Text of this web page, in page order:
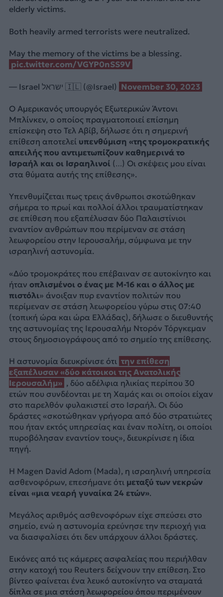
elderly victims.
Both heavily armed terrorists were neutralized.
May the memory of the victims be a blessing.
pic.twitter.com/VGYP0nSS9V
— Israel ישראל 🇮🇱 (@Israel) November 30, 2023
Ο Αμερικανός υπουργός Εξωτερικών Άντονι
Μπλίνκεν, ο οποίος πραγματοποιεί επίσημη
επίσκεψη στο Τελ Αβίβ, δήλωσε ότι η σημερινή
επίθεση αποτελεί υπενθύμιση «της τρομοκρατικής
απειλής που αντιμετωπίζουν καθημερινά το
Ισραήλ και οι Ισραηλινοί(…) Οι σκέψεις μου είναι
στα θύματα αυτής της επίθεσης».
Υπενθυμίζεται πως τρεις άνθρωποι σκοτώθηκαν
σήμερα το πρωί και πολλοί άλλοι τραυματίστηκαν
σε επίθεση που εξαπέλυσαν δύο Παλαιστίνιοι
εναντίον ανθρώπων που περίμεναν σε στάση
λεωφορείου στην Ιερουσαλήμ, σύμφωνα με την
ισραηλινή αστυνομία.
«Δύο τρομοκράτες που επέβαιναν σε αυτοκίνητο και
ήταν οπλισμένοι ο ένας με Μ-16 και ο άλλος με
πιστόλι» άνοιξαν πυρ εναντίον πολιτών που
περίμεναν σε στάση λεωφορείου γύρω στις 07:40
(τοπική ώρα και ώρα Ελλάδας), δήλωσε ο διευθυντής
της αστυνομίας της Ιερουσαλήμ Ντορόν Τόργκεμαν
στους δημοσιογράφους από το σημείο της επίθεσης.
Η αστυνομία διευκρίνισε ότι την επίθεση
εξαπέλυσαν «δύο κάτοικοι της Ανατολικής
Ιερουσαλήμ» , δύο αδέλφια ηλικίας περίπου 30
ετών που συνδέονται με τη Χαμάς και οι οποίοι είχαν
στο παρελθόν φυλακιστεί στο Ισραήλ. Οι δύο
δράστες «σκοτώθηκαν γρήγορα από δύο στρατιώτες
που ήταν εκτός υπηρεσίας και έναν πολίτη, οι οποίοι
πυροβόλησαν εναντίον τους», διευκρίνισε η ίδια
πηγή.
Η Magen David Adom (Mada), η ισραηλινή υπηρεσία
ασθενοφόρων, επεσήμανε ότι μεταξύ των νεκρών
είναι «μια νεαρή γυναίκα 24 ετών».
Μεγάλος αριθμός ασθενοφόρων είχε σπεύσει στο
σημείο, ενώ η αστυνομία ερεύνησε την περιοχή για
να διασφαλίσει ότι δεν υπάρχουν άλλοι δράστες.
Εικόνες από τις κάμερες ασφαλείας που περιήλθαν
στην κατοχή του Reuters δείχνουν την επίθεση. Στο
βίντεο φαίνεται ένα λευκό αυτοκίνητο να σταματά
δίπλα σε μια στάση λεωφορείου όπου περιμένουν